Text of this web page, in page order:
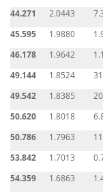
44.271
2.0443
45.595
1.9880
46.178
1.9642 1.1
49.144
1.8524
49.542
1.8385
50.620
1.8018
50.786
1.7963
53.842
1.7013
54.359
1.6863